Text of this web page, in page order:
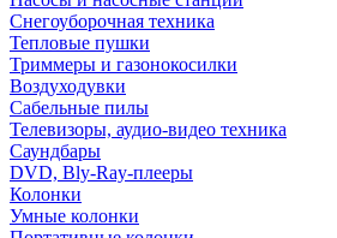
Снегоуборочная техника
Тепловые пушки
Триммеры и газонокосилки
Воздуходувки
Сабельные пилы
Телевизоры, аудио-видео техника
Саундбары
DVD, Bly-Ray-плееры
Колонки
Умные колонки